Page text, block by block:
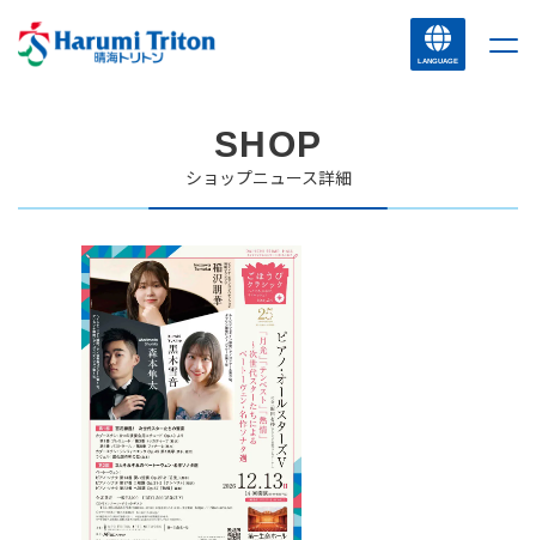
LANGUAGE
SHOP
ショップニュース詳細